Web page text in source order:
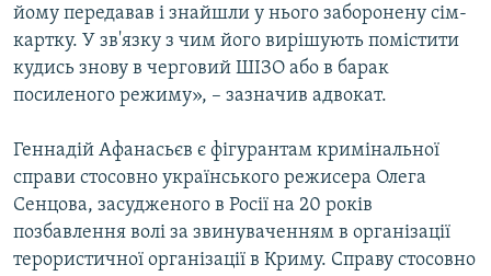
йому передавав і знайшли у нього заборонену сім-
картку. У зв'язку з чим його вирішують помістити
кудись знову в черговий ШІЗО або в барак
посиленого режиму», – зазначив адвокат.
Геннадій Афанасьєв є фігурантам кримінальної
справи стосовно українського режисера Олега
Сенцова, засудженого в Росії на 20 років
позбавлення волі за звинуваченням в організації
терористичної організації в Криму. Справу стосовно